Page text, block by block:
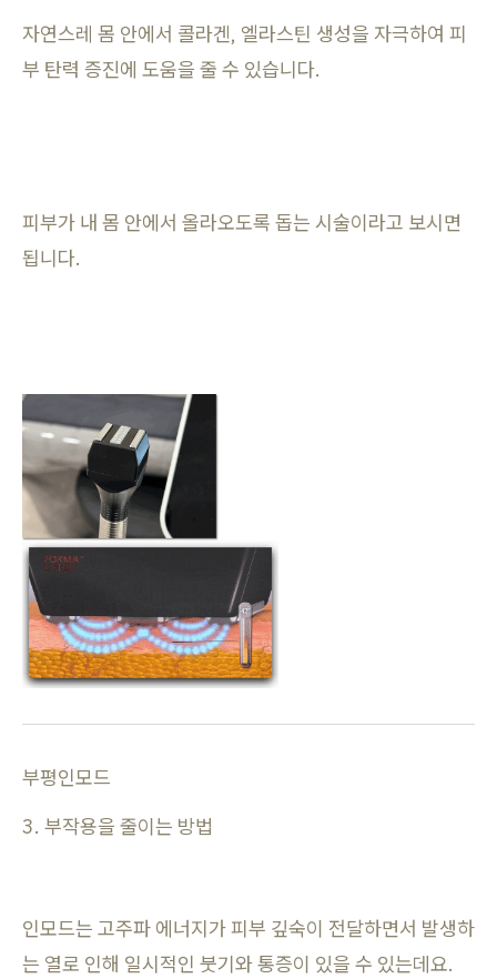
자연스레 몸 안에서 콜라겐, 엘라스틴 생성을 자극하여 피
부 탄력 증진에 도움을 줄 수 있습니다.
피부가 내 몸 안에서 올라오도록 돕는 시술이라고 보시면
됩니다.
부평인모드
3. 부작용을 줄이는 방법
인모드는 고주파 에너지가 피부 깊숙이 전달하면서 발생하
는 열로 인해 일시적인 붓기와 통증이 있을 수 있는데요.